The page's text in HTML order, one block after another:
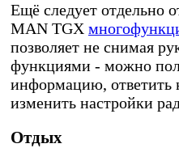
Ещё следует отдельно
MAN TGX
позволяет не снимая
функциями - можно
информацию, ответить
изменить настройки
Отдых